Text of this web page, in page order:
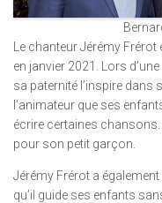
Le chanteur Jérémy
en janvier 2021. Lors
sa paternité l’inspire dans
l’animateur que ses
écrire certaines chansons.
pour son petit garçon.
Jérémy Frérot a
qu’il guide ses enfants